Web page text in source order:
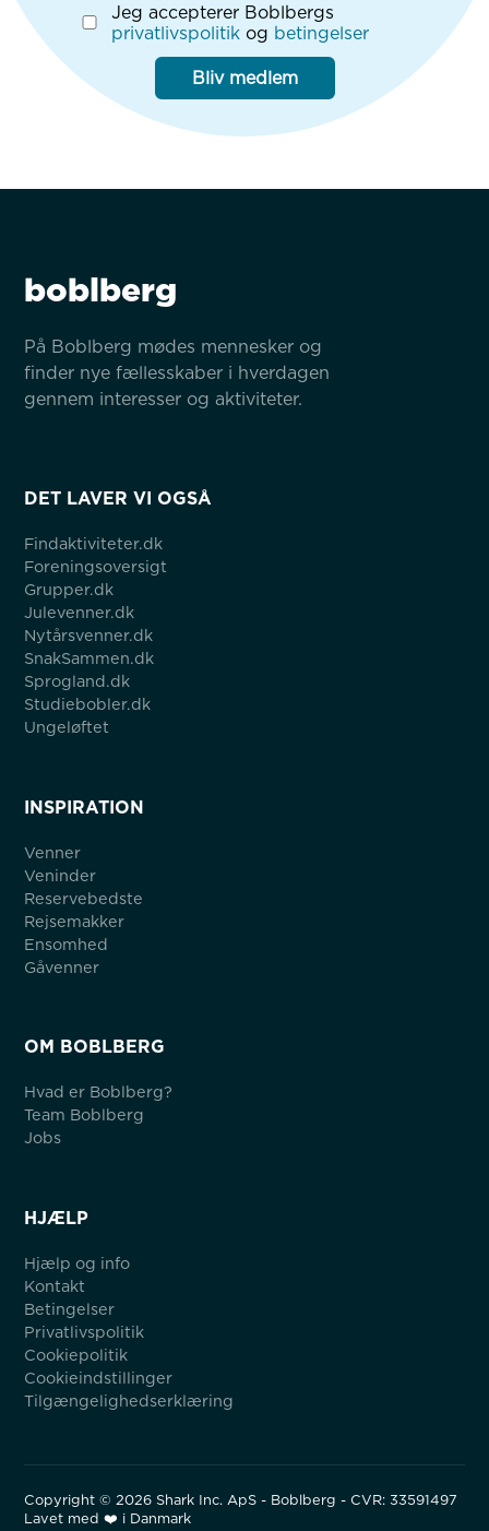
Jeg accepterer Boblbergs
privatlivspolitik og betingelser
Bliv medlem
boblberg
På Boblberg mødes mennesker og
finder nye fællesskaber i hverdagen
gennem interesser og aktiviteter.
DET LAVER VI OGSÅ
Findaktiviteter.dk
Foreningsoversigt
Grupper.dk
Julevenner.dk
Nytårsvenner.dk
SnakSammen.dk
Sprogland.dk
Studiebobler.dk
Ungeløftet
INSPIRATION
Venner
Veninder
Reservebedste
Rejsemakker
Ensomhed
Gåvenner
OM BOBLBERG
Hvad er Boblberg?
Team Boblberg
Jobs
HJÆLP
Hjælp og info
Kontakt
Betingelser
Privatlivspolitik
Cookiepolitik
Cookieindstillinger
Tilgængelighedserklæring
Copyright © 2026 Shark Inc. ApS - Boblberg - CVR: 33591497
Lavet med ❤️ i Danmark